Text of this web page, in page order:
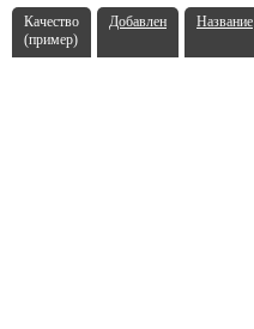
Качество
(пример)
Добавлен Название